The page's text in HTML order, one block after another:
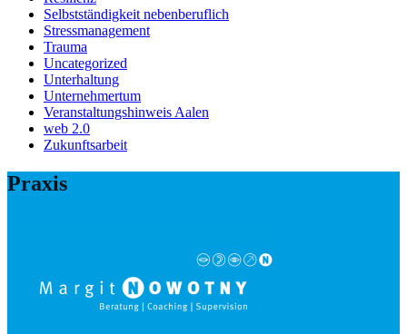
Selbstständigkeit nebenberuflich
Stressmanagement
Trauma
Uncategorized
Unterhaltung
Unternehmertum
Veranstaltungshinweis Aalen
web 2.0
Zukunftsarbeit
Praxis